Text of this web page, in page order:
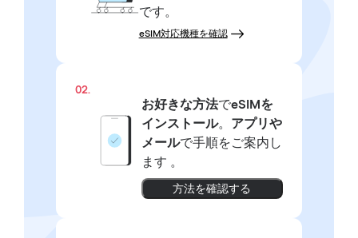
です。
eSIM対応機種を確認
02.
お好きな方法でeSIMを
インストール。 アプリや
メールで手順をご案内し
ます 。
方法を確認する